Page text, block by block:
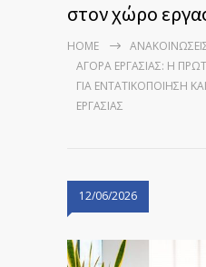
στον χώρο
HOME
ΑΓΟΡΆ ΕΡΓΑΣΊΑΣ: Η
ΓΙΑ ΕΝΤΑΤΙΚΟΠΟΊΗΣΗ
ΕΡΓΑΣΊΑΣ
12/06/2026